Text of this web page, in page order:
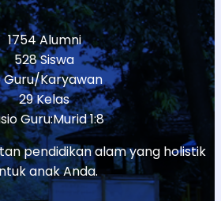
1754 Alumni
528 Siswa
Guru/Karyawan
29 Kelas
Guru:Murid 1:8
pendidikan alam yang holistik
anak Anda.